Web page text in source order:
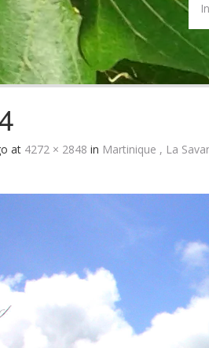
at 4272 × 2848 in Martinique , La